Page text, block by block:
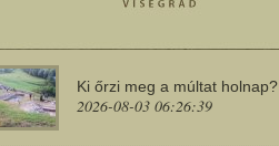
Ki őrzi meg a múltat holnap?
2026-08-03 06:26:39